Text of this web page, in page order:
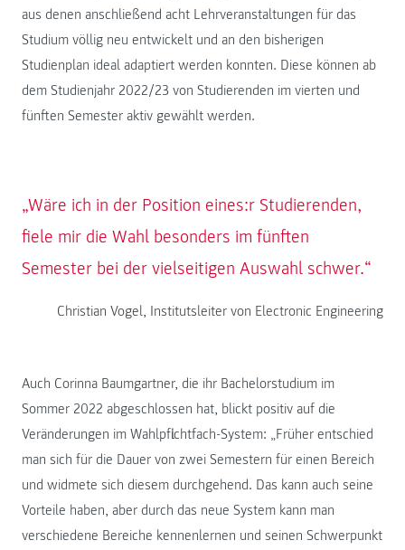
aus denen anschließend acht Lehrveranstaltungen für das
Studium völlig neu entwickelt und an den bisherigen
Studienplan ideal adaptiert werden konnten. Diese können ab
dem Studienjahr 2022/23 von Studierenden im vierten und
fünften Semester aktiv gewählt werden.
„Wäre ich in der Position eines:r Studierenden,
fiele mir die Wahl besonders im fünften
Semester bei der vielseitigen Auswahl schwer.“
Christian Vogel, Institutsleiter von Electronic Engineering
Auch Corinna Baumgartner, die ihr Bachelorstudium im
Sommer 2022 abgeschlossen hat, blickt positiv auf die
Veränderungen im Wahlpflichtfach-System: „Früher entschied
man sich für die Dauer von zwei Semestern für einen Bereich
und widmete sich diesem durchgehend. Das kann auch seine
Vorteile haben, aber durch das neue System kann man
verschiedene Bereiche kennenlernen und seinen Schwerpunkt